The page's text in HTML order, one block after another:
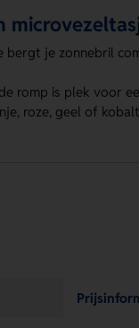
bergt je zonnebril
romp is plek voor
roze, geel of